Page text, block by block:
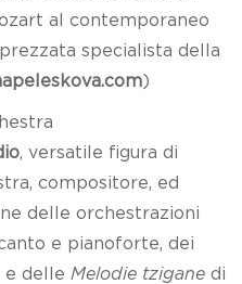
al contemporaneo
specialista della
)
, versatile figura di
compositore, ed
delle orchestrazioni
e pianoforte, dei
e delle Melodie tzigane di